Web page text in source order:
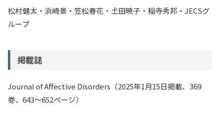
松村健太・浜崎景・笠松春花・𡈽田暁子・稲寺秀邦・JECSグ
ループ
掲載誌
Journal of Affective Disorders（2025年1月15日掲載、369
巻、643〜652ページ）